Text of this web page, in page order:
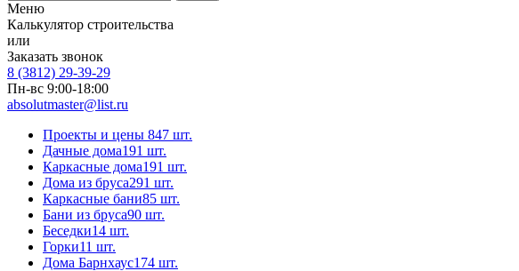
Меню
Калькулятор строительства
или
Заказать звонок
8 (3812) 29-39-29
Пн-вс 9:00-18:00
absolutmaster@list.ru
Проекты и цены 847 шт.
Дачные дома191 шт.
Каркасные дома191 шт.
Дома из бруса291 шт.
Каркасные бани85 шт.
Бани из бруса90 шт.
Беседки14 шт.
Горки11 шт.
Дома Барнхаус174 шт.